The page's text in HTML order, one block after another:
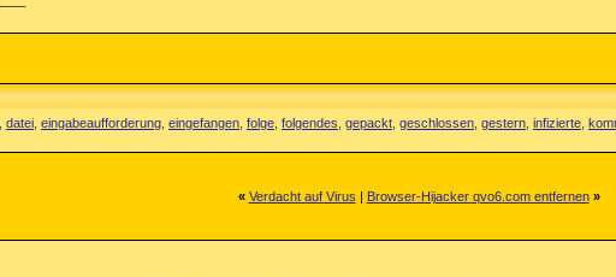
datei eingabeaufforderung eingefangen folge folgendes gepackt geschlossen gestern infizierte
« Verdacht auf Virus | Browser-Hijacker qvo6.com entfernen »